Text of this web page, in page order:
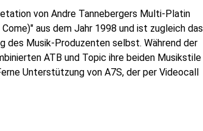
von Andre Tannebergers Multi-Platin
aus dem Jahr 1998 und ist zugleich das
Musik-Produzenten selbst. Während der
ATB und Topic ihre beiden Musikstile
Unterstützung von A7S, der per Videocall